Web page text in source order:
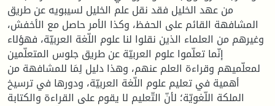
من عهد الخليل فقد نقل علم الخليل لسيبويه عن طريق
المشافهة القائم على الحفظ، وكذا الأمر حاصل مع الأخفش،
وغيرهم من العلماء الذين نقلوا لنا علوم اللّغة العربيّة، فهؤلاء
إنّما تعلّموا علوم العربيّة عن طريق جلوس المتعلّمين
لمعلّميهم وقراءة العلم عنهم، وهذا دليل لِمَا للمشافهة من
أهمية في تعليم علوم اللّغة العربيّة، ودورها في ترسيخ
الملكة اللّغويّة؛ لأنّ التّعليم لا يقوم على القراءة والكتابة